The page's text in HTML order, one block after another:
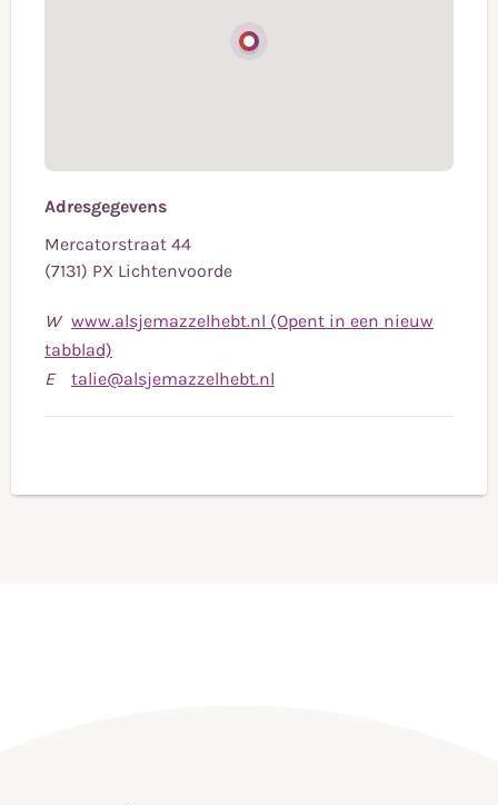
Adresgegevens
Mercatorstraat 44
(7131) PX Lichtenvoorde
W www.alsjemazzelhebt.nl (Opent in een nieuw
tabblad)
E
talie@alsjemazzelhebt.nl
naar